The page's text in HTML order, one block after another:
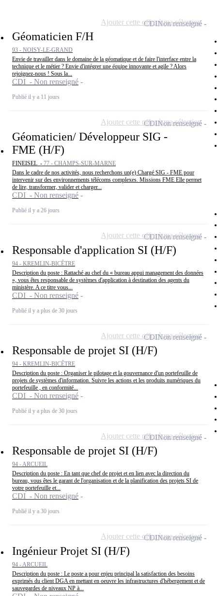
Géomaticien F/H
93 - NOISY-LE-GRAND
Envie de travailler dans le domaine de la géomatique et de faire l'interface entre la
technique et le métier ? Envie d'intégrer une équipe innovante et agile ? Alors
rejoignez-nous ! Sous la...
CDI - Non renseigné
Publié il y a 11 jours
CDINon renseigné
Ajouter cette offre à ma sélection
Géomaticien/ Développeur SIG -
FME (H/F)
FINEISEL - 77 - CHAMPS-SUR-MARNE
Dans le cadre de nos activités, nous recherchons un(e) Chargé SIG - FME pour
intervenir sur des environnements télécoms complexes. Missions FME Elle permet
de lire, transformer, valider et charger...
CDI - Non renseigné
Publié il y a 26 jours
CDINon renseigné
Ajouter cette offre à ma sélection
Responsable d'application SI (H/F)
94 - KREMLIN-BICÊTRE
Description du poste : Rattaché au chef du « bureau appui management des données
», vous êtes responsable de systèmes d'application à destination des agents du
ministère. A ce titre vous...
CDI - Non renseigné
Publié il y a plus de 30 jours
CDINon renseigné
Ajouter cette offre à ma sélection
Responsable de projet SI (H/F)
94 - KREMLIN-BICÊTRE
Description du poste : Organiser le pilotage et la gouvernance d'un portefeuille de
projets de systèmes d'information. Suivre les actions et les produits numériques du
portefeuille , en conformité...
CDI - Non renseigné
Publié il y a plus de 30 jours
CDINon renseigné
Ajouter cette offre à ma sélection
Responsable de projet SI (H/F)
94 - ARCUEIL
Description du poste : En tant que chef de projet et en lien avec la direction du
bureau, vous êtes le garant de l'organisation et de la planification des projets SI de
votre portefeuille et...
CDI - Non renseigné
Publié il y a 30 jours
CDINon renseigné
Ajouter cette offre à ma sélection
Ingénieur Projet SI (H/F)
94 - ARCUEIL
Description du poste : Le poste a pour enjeu principal la satisfaction des besoins
exprimés du client DGA en mettant en oeuvre les infrastructures d'hébergement et de
sauvegardes de niveaux NP à...
CDINon renseigné
Ajouter cette offre à ma sélection